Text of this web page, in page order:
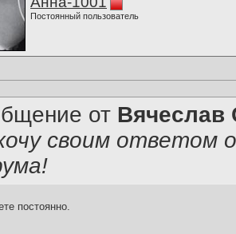
Постоянный пользователь
от Вячеслав
своим ответом
постоянно.